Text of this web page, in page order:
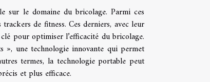
sur le domaine du bricolage. Parmi ces
de fitness. Ces derniers, avec leur
pour optimiser l’efficacité du bricolage.
», une technologie innovante qui permet
termes, la technologie portable peut
et plus efficace.